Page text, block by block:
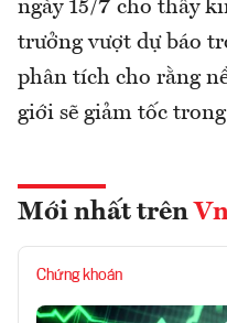
ngày 15/7 cho thấy
trưởng vượt dự báo
phân tích cho rằng
giới sẽ giảm tốc
Mới nhất trên
Chứng khoán